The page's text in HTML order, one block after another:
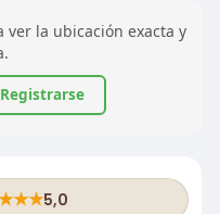
la ubicación exacta y
Registrarse
★★5,0